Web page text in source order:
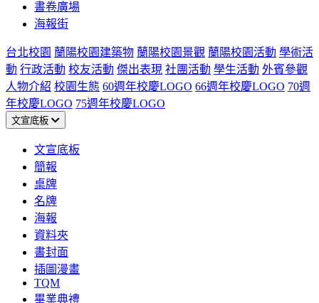
書卷廣場
海報街
台北校園 蘭陽校園建築物 蘭陽校園景觀 蘭陽校園活動 學術活
動 行政活動 校友活動 傑出表現 社團活動 學生活動 外賓參觀
人物介紹 校園生態 60週年校慶LOGO 66週年校慶LOGO 70週
年校慶LOGO 75週年校慶LOGO
文宣底板
文宣底板
簡報
桌牌
名牌
海報
資料夾
書封面
插圖漫畫
TQM
畢業典禮